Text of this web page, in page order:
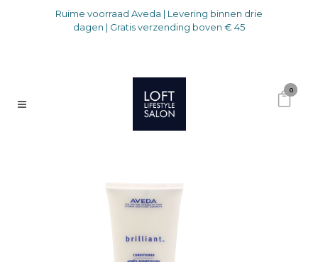
Ruime voorraad Aveda | Levering binnen drie
dagen | Gratis verzending boven € 45
0